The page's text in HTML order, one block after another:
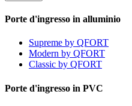
Porte d'ingresso in alluminio
Supreme by QFORT
Modern by QFORT
Classic by QFORT
Porte d'ingresso in PVC